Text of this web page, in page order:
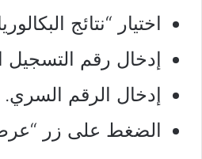
اختيار “نتائج
إدخال رقم التسجيل
إدخال الرقم السري.
الضغط على زر “عرض